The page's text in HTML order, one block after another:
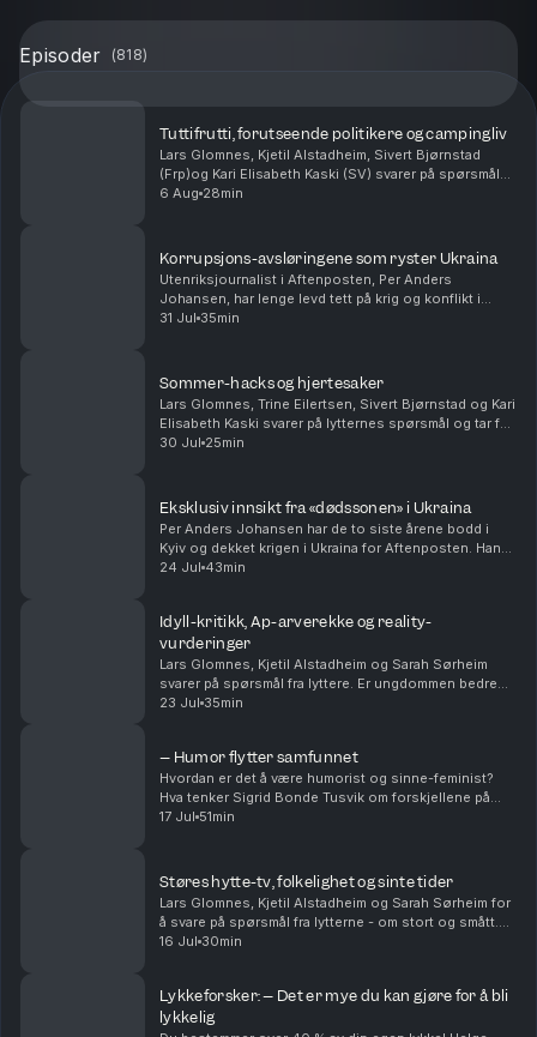
Episoder (818)
Tuttifrutti, forutseende politikere og campingliv
Lars Glomnes, Kjetil Alstadheim, Sivert Bjørnstad
(Frp)og Kari Elisabeth Kaski (SV) svarer på spørsmål
fra lytterne. Hvilken norske politiker har vært den mest
6 Aug 28min
Korrupsjons-avsløringene som ryster Ukraina
Utenriksjournalist i Aftenposten, Per Anders
Johansen, har lenge levd tett på krig og konflikt i
Ukraina og Russland. Han forteller om korrupsjon som
31 Jul 35min
Sommer-hacks og hjertesaker
Lars Glomnes, Trine Eilertsen, Sivert Bjørnstad og Kari
Elisabeth Kaski svarer på lytternes spørsmål og tar for
seg blant annet sine beste sommertips, hvilke saker
30 Jul 25min
Eksklusiv innsikt fra «dødssonen» i Ukraina
Per Anders Johansen har de to siste årene bodd i
Kyiv og dekket krigen i Ukraina for Aftenposten. Han
har vært ved fronten og møtt mennesker som har gått
24 Jul 43min
Idyll-kritikk, Ap-arverekke og reality-
vurderinger
Lars Glomnes, Kjetil Alstadheim og Sarah Sørheim
svarer på spørsmål fra lyttere. Er ungdommen bedre
eller verre enn tidligere? Hvem og hvordan tar noen
23 Jul 35min
– Humor flytter samfunnet
Hvordan er det å være humorist og sinne-feminist?
Hva tenker Sigrid Bonde Tusvik om forskjellene på
kvinner og menn som komikere? Er det egentlig lov til
17 Jul 51min
Støres hytte-tv, folkelighet og sinte tider
Lars Glomnes, Kjetil Alstadheim og Sarah Sørheim for
å svare på spørsmål fra lytterne - om stort og smått.
Hvor stor skal en hytte-tv være? Er det mulig å være
16 Jul 30min
Lykkeforsker: – Det er mye du kan gjøre for å bli
lykkelig